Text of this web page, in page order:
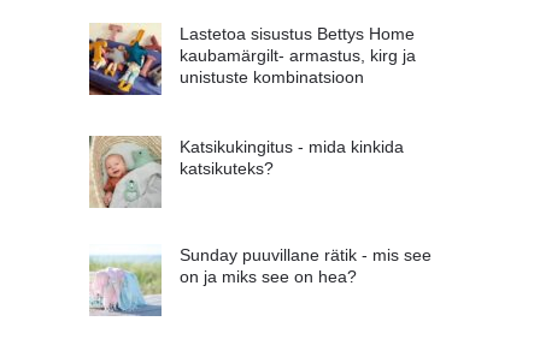
Lastetoa sisustus Bettys Home
kaubamärgilt- armastus, kirg ja
unistuste kombinatsioon
Katsikukingitus - mida kinkida
katsikuteks?
Sunday puuvillane rätik - mis see
on ja miks see on hea?